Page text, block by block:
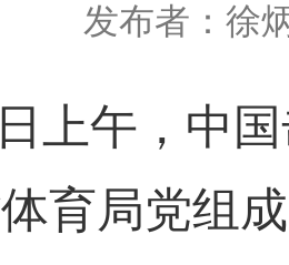
发布者：徐
上午，中
育局党组